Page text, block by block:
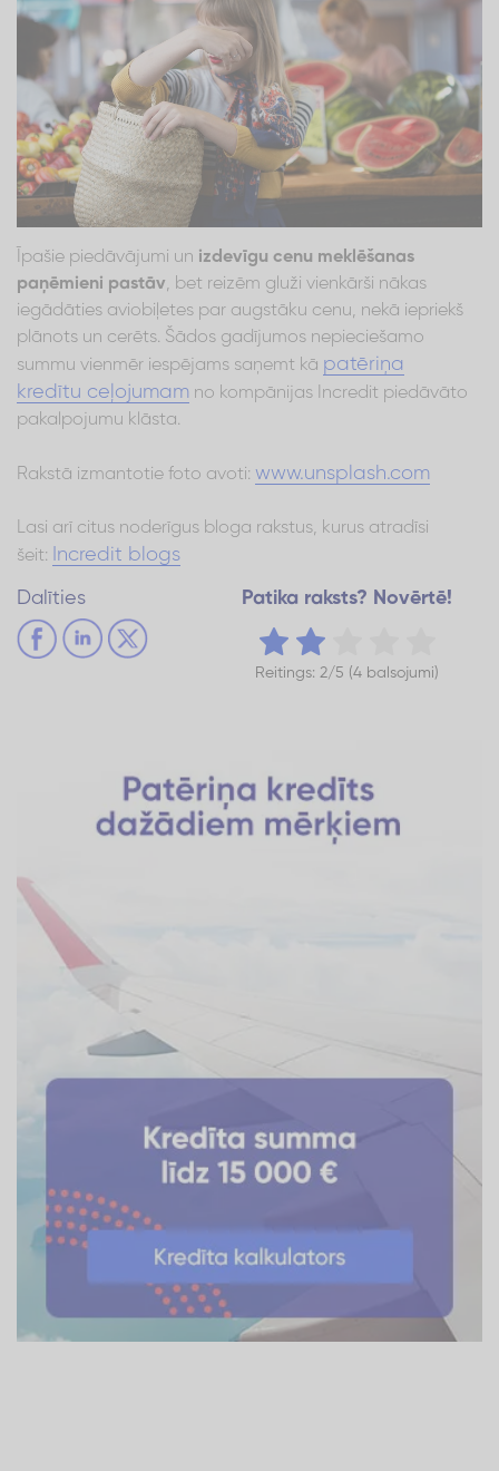
Īpašie piedāvājumi un izdevīgu cenu meklēšanas
paņēmieni pastāv, bet reizēm gluži vienkārši nākas
iegādāties aviobiļetes par augstāku cenu, nekā iepriekš
plānots un cerēts. Šādos gadījumos nepieciešamo
summu vienmēr iespējams saņemt kā patēriņa
kredītu ceļojumam no kompānijas Incredit piedāvāto
pakalpojumu klāsta.
Rakstā izmantotie foto avoti: www.unsplash.com
Lasi arī citus noderīgus bloga rakstus, kurus atradīsi
šeit:
Incredit blogs
Dalīties Patika raksts? Novērtē!
Reitings: 2/5 (4 balsojumi)